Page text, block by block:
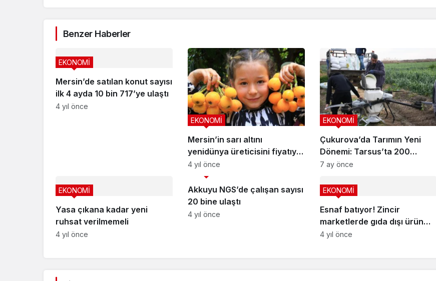
Benzer Haberler
Mersin’de satılan konut sayısı
ilk 4 ayda 10 bin 717’ye ulaştı
EKONOMİ
4 yıl önce
Mersin’in sarı altını
yenidünya üreticisini fiyatıyla
sevindirdi
EKONOMİ
4 yıl önce
Çukurova’da Tarımın Yeni
Dönemi: Tarsus’ta 200
Dönüm Pırasa Tarlasına
EKONOMİ
7 ay önce
Yasa çıkana kadar yeni
ruhsat verilmemeli
EKONOMİ
4 yıl önce
Akkuyu NGS’de çalışan sayısı
20 bine ulaştı
EKONOMİ
4 yıl önce
Esnaf batıyor! Zincir
marketlerde gıda dışı ürün
satışına düzenleme geliyor
EKONOMİ
4 yıl önce